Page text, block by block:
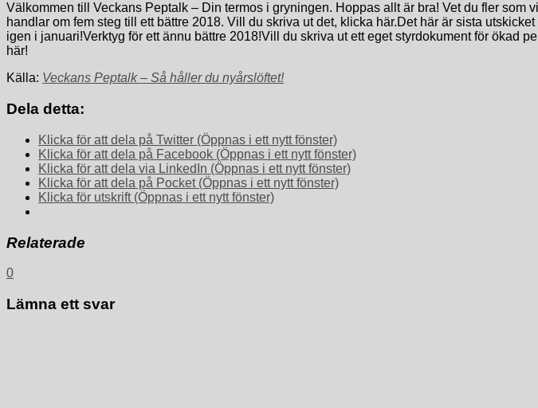
Välkommen till Veckans Peptalk – Din termos i gryningen. Hoppas allt är bra! Vet du fler
handlar om fem steg till ett bättre 2018. Vill du skriva ut det, klicka här.Det här är sista
igen i januari!Verktyg för ett ännu bättre 2018!Vill du skriva ut ett eget styrdokument för ökad
här!
Källa: Veckans Peptalk – Så håller du nyårslöftet!
Dela detta:
Klicka för att dela på Twitter (Öppnas i ett nytt fönster)
Klicka för att dela på Facebook (Öppnas i ett nytt fönster)
Klicka för att dela via LinkedIn (Öppnas i ett nytt fönster)
Klicka för att dela på Pocket (Öppnas i ett nytt fönster)
Klicka för utskrift (Öppnas i ett nytt fönster)
Relaterade
0
Lämna ett svar